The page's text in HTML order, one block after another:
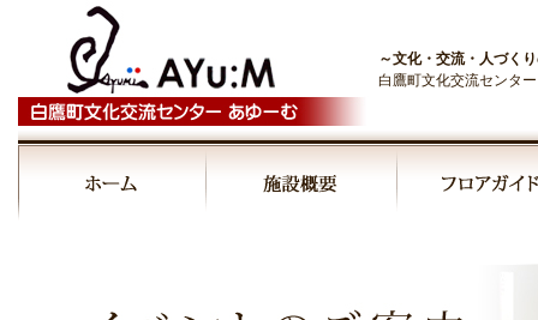
～文化・交流・人づく
白鷹町文化交流センタ